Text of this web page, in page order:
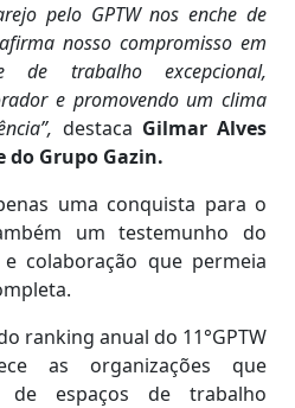
pelo GPTW nos enche de
nosso compromisso em
de trabalho excepcional,
e promovendo um clima
destaca Gilmar Alves
do Grupo Gazin.
uma conquista para o
um testemunho do
colaboração que permeia
ranking anual do 11°GPTW
as organizações que
de espaços de trabalho